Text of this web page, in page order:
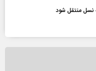
نسل منتقل شود